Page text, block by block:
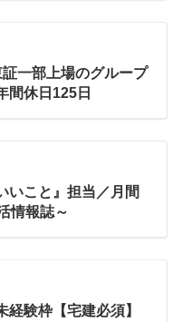
証一部上場のグループ
間休日125日
いこと』担当／月間
情報誌～
験枠【宅建必須】